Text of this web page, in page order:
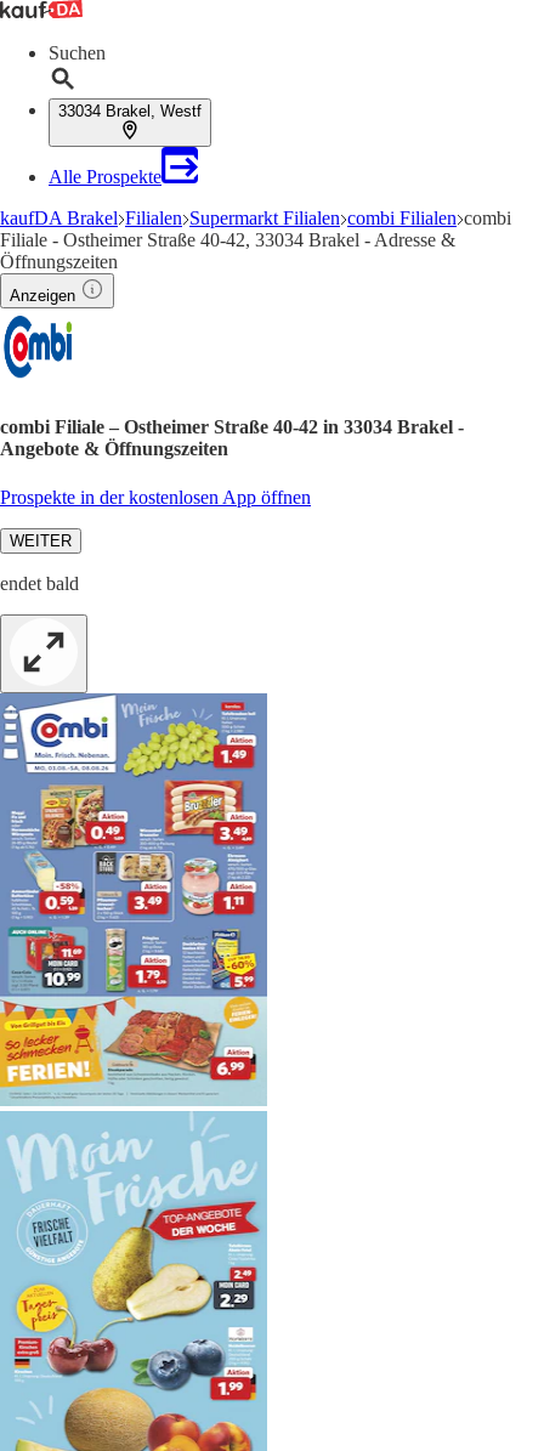
Suchen
33034 Brakel, Westf
Alle Prospekte
kaufDA Brakel Filialen Supermarkt Filialen combi Filialen combi
Filiale - Ostheimer Straße 40-42, 33034 Brakel - Adresse &
Öffnungszeiten
Anzeigen
combi Filiale – Ostheimer Straße 40-42 in 33034 Brakel -
Angebote & Öffnungszeiten
Prospekte in der kostenlosen App öffnen
WEITER
endet bald